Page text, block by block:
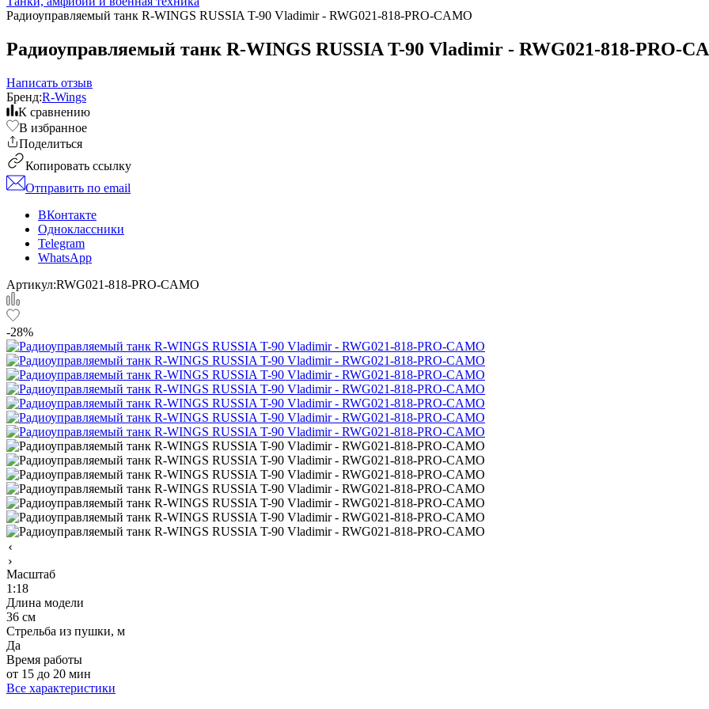
Радиоуправляемый танк R-WINGS RUSSIA T-90 Vladimir - RWG021-818-PRO-CAMO
Радиоуправляемый танк R-WINGS RUSSIA T-90 Vladimir - RWG021-818-PRO-
Написать отзыв
Бренд:R-Wings
К сравнению
В избранное
Поделиться
Копировать ссылку
Отправить по email
ВКонтакте
Одноклассники
Telegram
WhatsApp
Артикул:RWG021-818-PRO-CAMO
-28%
Масштаб
1:18
Длина модели
36 см
Стрельба из пушки, м
Да
Время работы
от 15 до 20 мин
Все характеристики